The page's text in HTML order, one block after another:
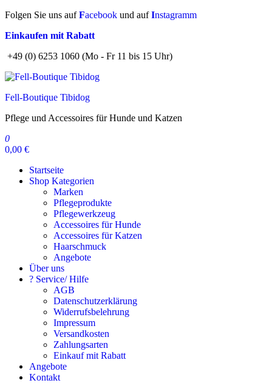
Zum
springen
Folgen Sie uns aufFacebook und aufInstagramm
Einkaufen mit Rabatt
+49 (0) 6253 1060 (Mo - Fr 11 bis 15 Uhr)
Fell-Boutique Tibidog
Pflege und Accessoires für Hunde und Katzen
0
0,00 €
Startseite
Shop Kategorien
Marken
Pflegeprodukte
Pflegewerkzeug
Accessoires für Hunde
Accessoires für Katzen
Haarschmuck
Angebote
Über uns
? Service/ Hilfe
AGB
Datenschutzerklärung
Widerrufsbelehrung
Impressum
Versandkosten
Zahlungsarten
Einkauf mit Rabatt
Angebote
Kontakt